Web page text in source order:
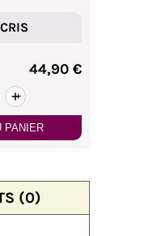
+
44,90 €
PANIER
(0)